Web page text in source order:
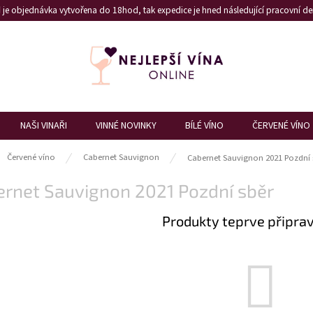
objednávka vytvořena do 18hod, tak expedice je hned následující pracovní
NAŠI VINAŘI VINNÉ NOVINKY BÍLÉ VÍNO ČERVENÉ VÍNO
Červené víno Cabernet Sauvignon Cabernet Sauvignon 2021 Pozdní
Sauvignon 2021 Pozdní sběr
Produkty teprve